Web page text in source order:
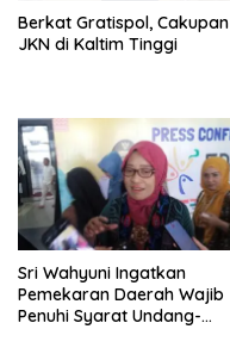
Berkat Gratispol, Cakupan
JKN di Kaltim Tinggi
Sri Wahyuni Ingatkan
Pemekaran Daerah Wajib
Penuhi Syarat Undang-